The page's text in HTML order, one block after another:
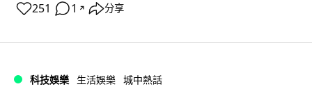
251 1 ↗ 分享
科技娛樂 生活娛樂 城中熱話